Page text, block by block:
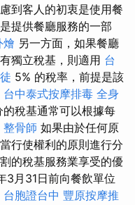
到客人的初衷是使用餐
提供餐廳服務的一部
燴 另一方面，如果餐廳
獨立稅基，則適用 台
5% 的稅率，前提是該
台中泰式按摩排毒 全身
稅基通常可以根據每
整骨師 如果由於任何原
行使權利的原則進行分
的稅基服務業享受的優
3月31日前向餐飲單位
台胞證台中 豐原按摩推